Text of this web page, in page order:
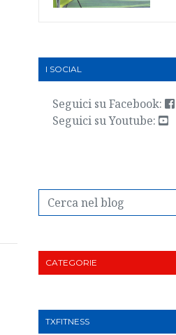
I SOCIAL
Seguici su Facebook:
Seguici su Youtube:
CATEGORIE
TXFITNESS